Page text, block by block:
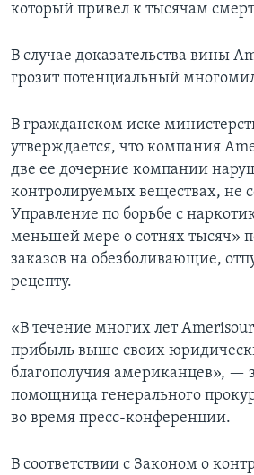
который привел к тысячам
В случае доказательства вины
грозит потенциальный
В гражданском иске
утверждается, что компания
две ее дочерние компании
контролируемых веществах, не
Управление по борьбе с
меньшей мере о сотнях тысяч»
заказов на обезболивающие,
рецепту.
«В течение многих лет
прибыль выше своих
благополучия американцев», —
помощница генерального
во время пресс-конференции.
В соответствии с Законом о